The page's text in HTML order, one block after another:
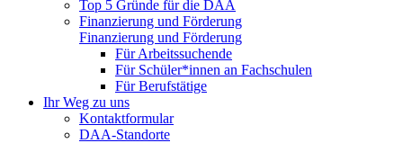
Top 5 Gründe für die DAA
Finanzierung und Förderung
Finanzierung und Förderung
Für Arbeitssuchende
Für Schüler*innen an Fachschulen
Für Berufstätige
Ihr Weg zu uns
Kontaktformular
DAA-Standorte